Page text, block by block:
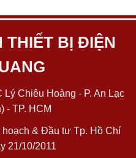
THIẾT BỊ ĐIỆN
Chiêu Hoàng - P. An Lạc
- TP. HCM
hoạch & Đầu tư Tp. Hồ Chí
21/10/2011